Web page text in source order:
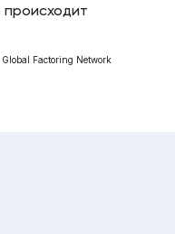
происходит
Global Factoring Network